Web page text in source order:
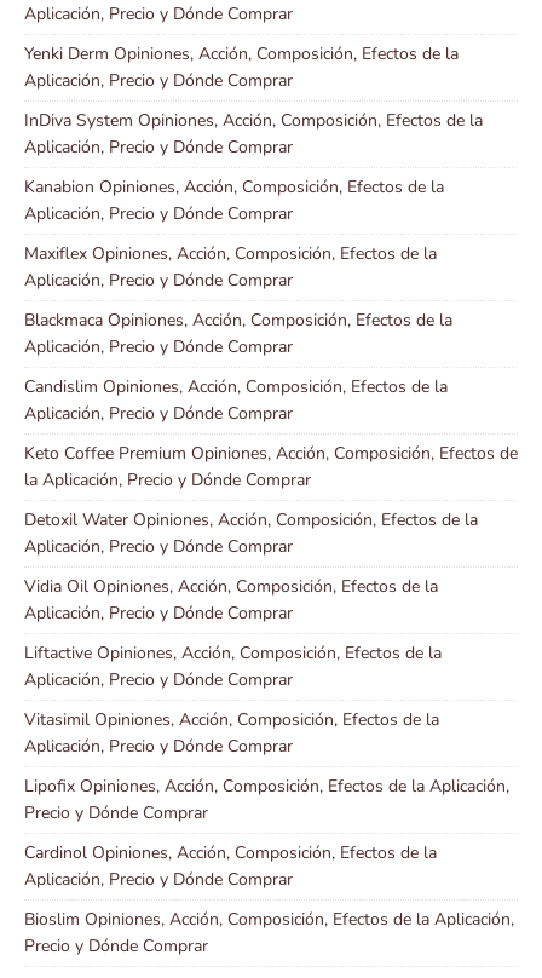
Aplicación, Precio y Dónde Comprar
Yenki Derm Opiniones, Acción, Composición, Efectos de la
Aplicación, Precio y Dónde Comprar
InDiva System Opiniones, Acción, Composición, Efectos de la
Aplicación, Precio y Dónde Comprar
Kanabion Opiniones, Acción, Composición, Efectos de la
Aplicación, Precio y Dónde Comprar
Maxiflex Opiniones, Acción, Composición, Efectos de la
Aplicación, Precio y Dónde Comprar
Blackmaca Opiniones, Acción, Composición, Efectos de la
Aplicación, Precio y Dónde Comprar
Candislim Opiniones, Acción, Composición, Efectos de la
Aplicación, Precio y Dónde Comprar
Keto Coffee Premium Opiniones, Acción, Composición, Efectos de
la Aplicación, Precio y Dónde Comprar
Detoxil Water Opiniones, Acción, Composición, Efectos de la
Aplicación, Precio y Dónde Comprar
Vidia Oil Opiniones, Acción, Composición, Efectos de la
Aplicación, Precio y Dónde Comprar
Liftactive Opiniones, Acción, Composición, Efectos de la
Aplicación, Precio y Dónde Comprar
Vitasimil Opiniones, Acción, Composición, Efectos de la
Aplicación, Precio y Dónde Comprar
Lipofix Opiniones, Acción, Composición, Efectos de la Aplicación,
Precio y Dónde Comprar
Cardinol Opiniones, Acción, Composición, Efectos de la
Aplicación, Precio y Dónde Comprar
Bioslim Opiniones, Acción, Composición, Efectos de la Aplicación,
Precio y Dónde Comprar